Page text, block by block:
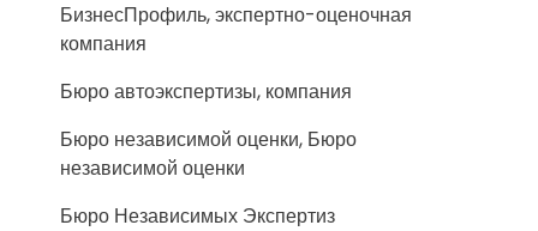
БизнесПрофиль, экспертно-оценочная
компания
Бюро автоэкспертизы, компания
Бюро независимой оценки, Бюро
независимой оценки
Бюро Независимых Экспертиз